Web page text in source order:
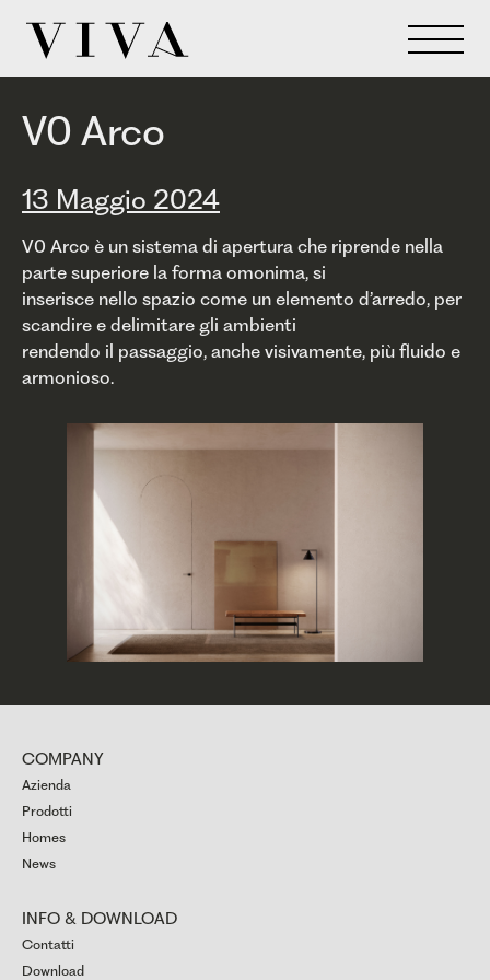
V0 Arco
13 Maggio 2024
V0 Arco è un sistema di apertura che riprende nella
parte superiore la forma omonima, si
inserisce nello spazio come un elemento d’arredo, per
scandire e delimitare gli ambienti
rendendo il passaggio, anche visivamente, più fluido e
armonioso.
COMPANY
Azienda
Prodotti
Homes
News
INFO & DOWNLOAD
Contatti
Download